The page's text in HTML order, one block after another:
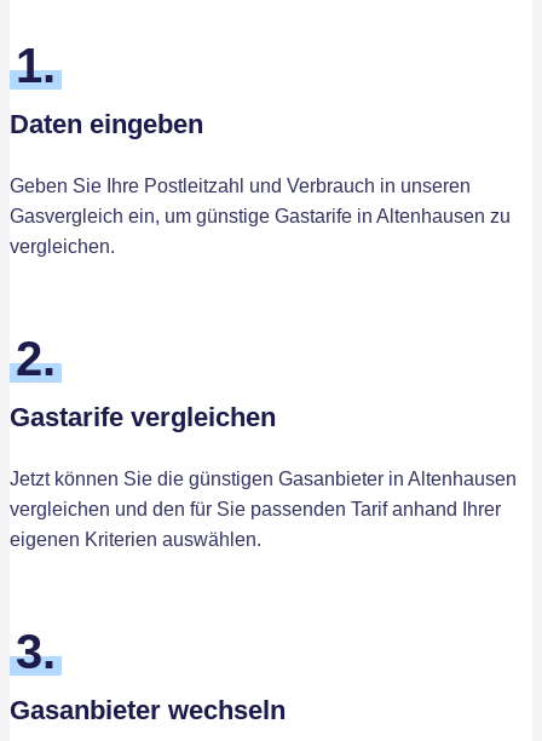
1.
Daten eingeben
Geben Sie Ihre Postleitzahl und Verbrauch in unseren
Gasvergleich ein, um günstige Gastarife in Altenhausen zu
vergleichen.
2.
Gastarife vergleichen
Jetzt können Sie die günstigen Gasanbieter in Altenhausen
vergleichen und den für Sie passenden Tarif anhand Ihrer
eigenen Kriterien auswählen.
3.
Gasanbieter wechseln